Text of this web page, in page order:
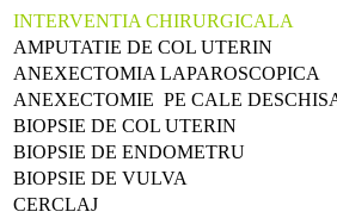
INTERVENTIA CHIRURGICALA
AMPUTATIE DE COL UTERIN
ANEXECTOMIA LAPAROSCOPICA
ANEXECTOMIE PE CALE
BIOPSIE DE COL UTERIN
BIOPSIE DE ENDOMETRU
BIOPSIE DE VULVA
CERCLAJ